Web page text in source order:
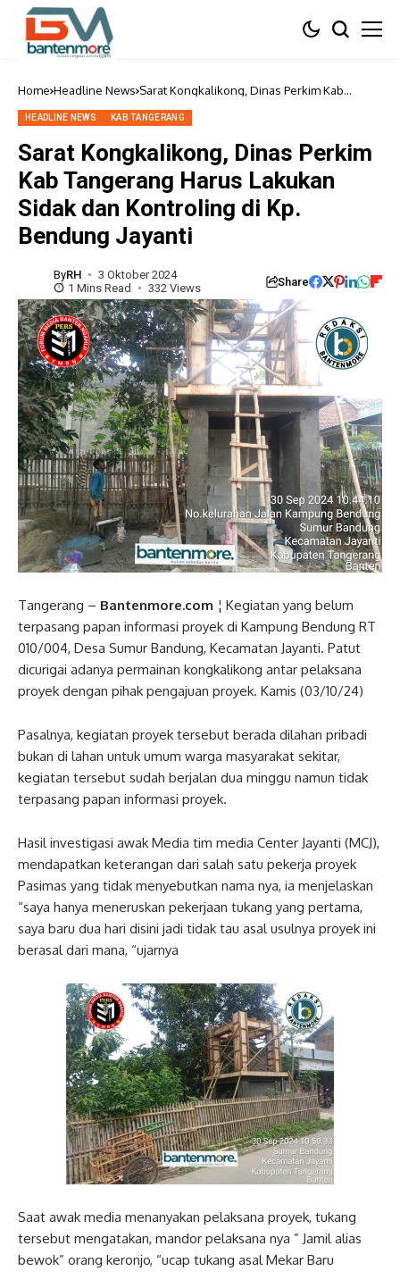
Home Headline News Sarat Kongkalikong, Dinas Perkim Kab
Kontroling di Kp. Bendung Jayanti
HEADLINE NEWS KAB TANGERANG
Sarat Kongkalikong, Dinas Perkim
Kab Tangerang Harus Lakukan
Sidak dan Kontroling di Kp.
Bendung Jayanti
ByRH
3 Oktober 2024
1 Mins Read
332 Views Share
Tangerang – Bantenmore.com ¦ Kegiatan yang belum
terpasang papan informasi proyek di Kampung Bendung RT
010/004, Desa Sumur Bandung, Kecamatan Jayanti. Patut
dicurigai adanya permainan kongkalikong antar pelaksana
proyek dengan pihak pengajuan proyek. Kamis (03/10/24)
Pasalnya, kegiatan proyek tersebut berada dilahan pribadi
bukan di lahan untuk umum warga masyarakat sekitar,
kegiatan tersebut sudah berjalan dua minggu namun tidak
terpasang papan informasi proyek.
Hasil investigasi awak Media tim media Center Jayanti (MCJ),
mendapatkan keterangan dari salah satu pekerja proyek
Pasimas yang tidak menyebutkan nama nya, ia menjelaskan
“saya hanya meneruskan pekerjaan tukang yang pertama,
saya baru dua hari disini jadi tidak tau asal usulnya proyek ini
berasal dari mana, “ujarnya
Saat awak media menanyakan pelaksana proyek, tukang
tersebut mengatakan, mandor pelaksana nya ” Jamil alias
bewok” orang keronjo, “ucap tukang asal Mekar Baru